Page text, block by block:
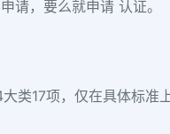
请，要么就申请 认证。
类17项，仅在具体标准